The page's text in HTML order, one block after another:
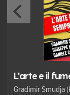
L'arte e il
Gradimir Smudja